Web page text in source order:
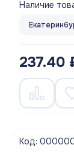
Наличие
237.40
Код: